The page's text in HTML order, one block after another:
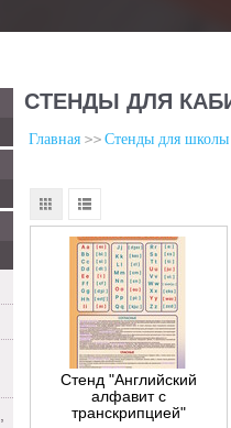
СТЕНДЫ ДЛЯ
Главная Стенды для
Стенд "Английский
алфавит с
транскрипцией"